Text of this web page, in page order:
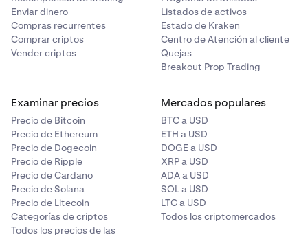
Enviar dinero
Compras recurrentes
Comprar criptos
Vender criptos
Listados de activos
Estado de Kraken
Centro de Atención al cliente
Quejas
Breakout Prop Trading
Examinar precios
Precio de Bitcoin
Precio de Ethereum
Precio de Dogecoin
Precio de Ripple
Precio de Cardano
Precio de Solana
Precio de Litecoin
Categorías de criptos
Todos los precios de las
Mercados populares
BTC a USD
ETH a USD
DOGE a USD
XRP a USD
ADA a USD
SOL a USD
LTC a USD
Todos los criptomercados